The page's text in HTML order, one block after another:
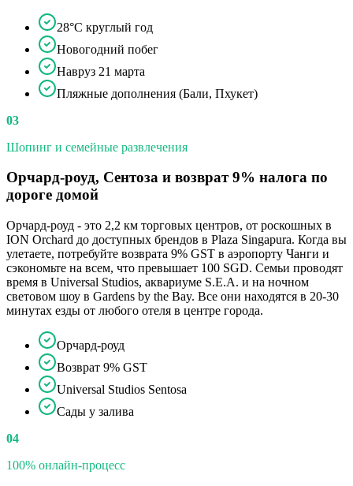
28°C круглый год
Новогодний побег
Навруз 21 марта
Пляжные дополнения (Бали, Пхукет)
03
Шопинг и семейные развлечения
Орчард-роуд, Сентоза и возврат 9% налога по
дороге домой
Орчард-роуд - это 2,2 км торговых центров, от роскошных в
ION Orchard до доступных брендов в Plaza Singapura. Когда вы
улетаете, потребуйте возврата 9% GST в аэропорту Чанги и
сэкономьте на всем, что превышает 100 SGD. Семьи проводят
время в Universal Studios, аквариуме S.E.A. и на ночном
световом шоу в Gardens by the Bay. Все они находятся в 20-30
минутах езды от любого отеля в центре города.
Орчард-роуд
Возврат 9% GST
Universal Studios Sentosa
Сады у залива
04
100% онлайн-процесс